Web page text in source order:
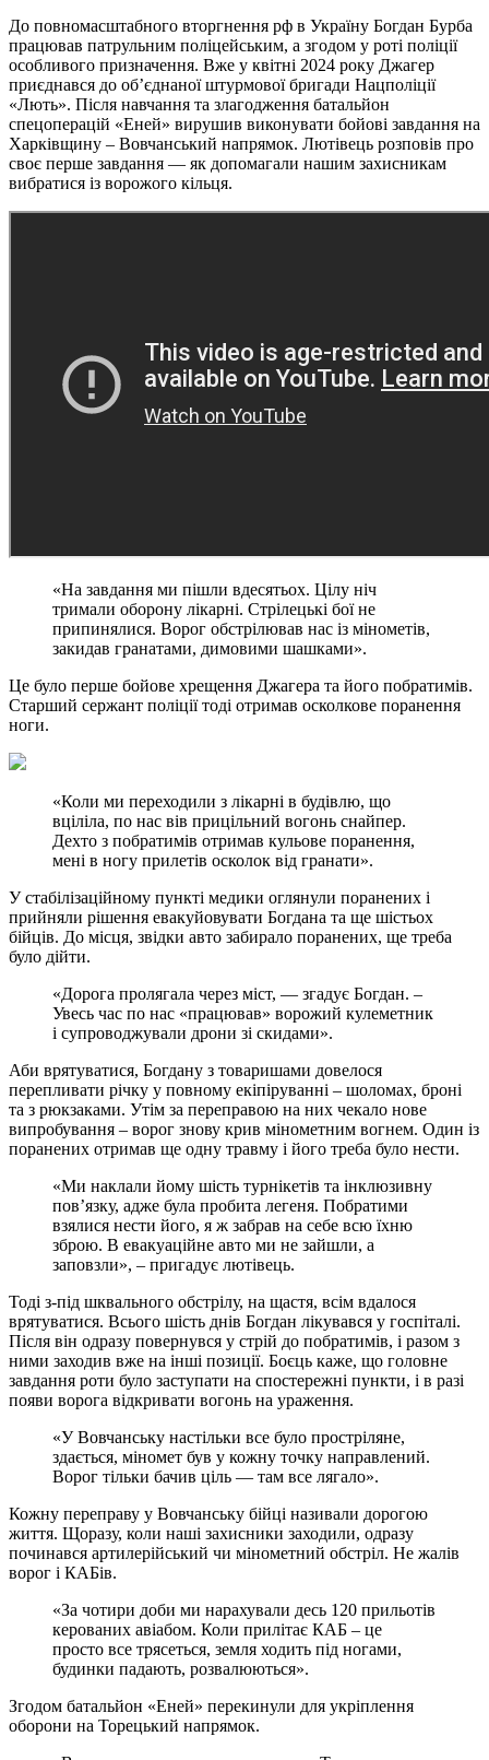
До повномасштабного вторгнення рф в Україну Богдан Бурба
працював патрульним поліцейським, а згодом у роті поліції
особливого призначення. Вже у квітні 2024 року Джагер
приєднався до об’єднаної штурмової бригади Нацполіції
«Лють». Після навчання та злагодження батальйон
спецоперацій «Еней» вирушив виконувати бойові завдання на
Харківщину – Вовчанський напрямок. Лютівець розповів про
своє перше завдання — як допомагали нашим захисникам
вибратися із ворожого кільця.
«На завдання ми пішли вдесятьох. Цілу ніч
тримали оборону лікарні. Стрілецькі бої не
припинялися. Ворог обстрілював нас із мінометів,
закидав гранатами, димовими шашками».
Це було перше бойове хрещення Джагера та його побратимів.
Старший сержант поліції тоді отримав осколкове поранення
ноги.
«Коли ми переходили з лікарні в будівлю, що
вціліла, по нас вів прицільний вогонь снайпер.
Дехто з побратимів отримав кульове поранення,
мені в ногу прилетів осколок від гранати».
У стабілізаційному пункті медики оглянули поранених і
прийняли рішення евакуйовувати Богдана та ще шістьох
бійців. До місця, звідки авто забирало поранених, ще треба
було дійти.
«Дорога пролягала через міст, — згадує Богдан. –
Увесь час по нас «працював» ворожий кулеметник
і супроводжували дрони зі скидами».
Аби врятуватися, Богдану з товаришами довелося
перепливати річку у повному екіпіруванні – шоломах, броні
та з рюкзаками. Утім за переправою на них чекало нове
випробування – ворог знову крив мінометним вогнем. Один із
поранених отримав ще одну травму і його треба було нести.
«Ми наклали йому шість турнікетів та інклюзивну
пов’язку, адже була пробита легеня. Побратими
взялися нести його, я ж забрав на себе всю їхню
зброю. В евакуаційне авто ми не зайшли, а
заповзли», – пригадує лютівець.
Тоді з-під шквального обстрілу, на щастя, всім вдалося
врятуватися. Всього шість днів Богдан лікувався у госпіталі.
Після він одразу повернувся у стрій до побратимів, і разом з
ними заходив вже на інші позиції. Боєць каже, що головне
завдання роти було заступати на спостережні пункти, і в разі
появи ворога відкривати вогонь на ураження.
«У Вовчанську настільки все було простріляне,
здається, міномет був у кожну точку направлений.
Ворог тільки бачив ціль — там все лягало».
Кожну переправу у Вовчанську бійці називали дорогою
життя. Щоразу, коли наші захисники заходили, одразу
починався артилерійський чи мінометний обстріл. Не жалів
ворог і КАБів.
«За чотири доби ми нарахували десь 120 прильотів
керованих авіабом. Коли прилітає КАБ – це
просто все трясеться, земля ходить під ногами,
будинки падають, розвалюються».
Згодом батальйон «Еней» перекинули для укріплення
оборони на Торецький напрямок.